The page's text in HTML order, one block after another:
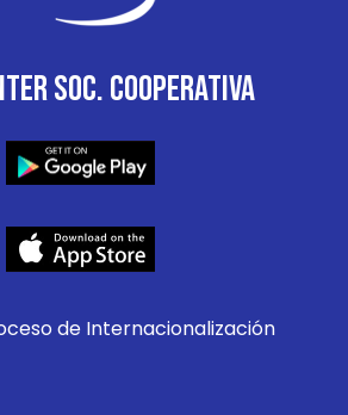
SOC. COOPERATIVA
de Internacionalización